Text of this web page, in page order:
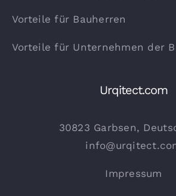
Urqitect.com
30823 Garbsen,
Impressum
Vorteile für Bauherren
Vorteile für Unternehmen der